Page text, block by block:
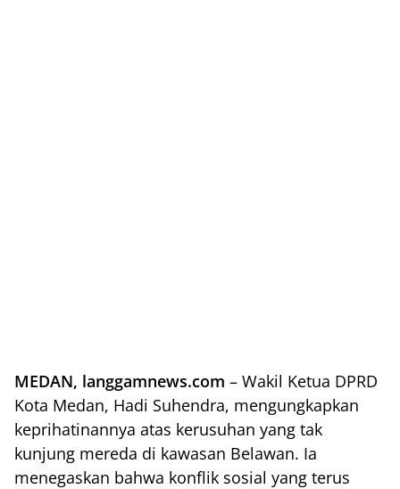
MEDAN, langgamnews.com – Wakil Ketua DPRD
Kota Medan, Hadi Suhendra, mengungkapkan
keprihatinannya atas kerusuhan yang tak
kunjung mereda di kawasan Belawan. Ia
menegaskan bahwa konflik sosial yang terus